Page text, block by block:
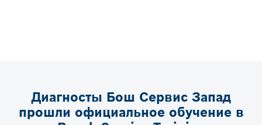
Диагносты Бош Сервис Запад
прошли официальное обучение в